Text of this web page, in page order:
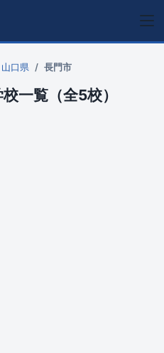
山口県 長門市
一覧（全5校）